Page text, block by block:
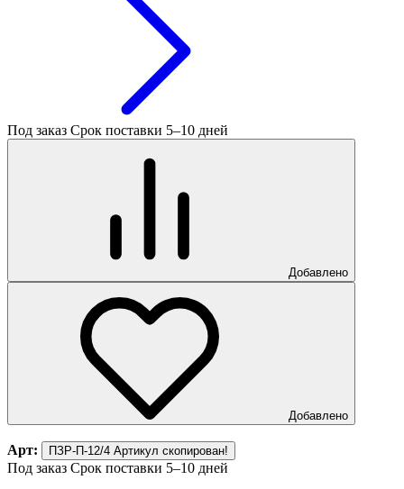
Под заказ Срок поставки 5–10 дней
Добавлено
Добавлено
Арт: ПЗР-П-12/4 Артикул скопирован!
Под заказ Срок поставки 5–10 дней